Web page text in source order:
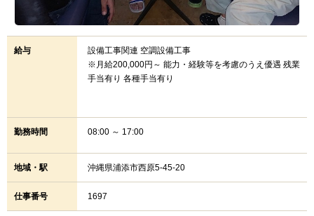
給与
設備工事関連 空調設備工事
※月給200,000円～ 能力・経験等を考慮のうえ優遇 残業
手当有り 各種手当有り
勤務時間 08:00 ～ 17:00
地域・駅 沖縄県浦添市西原5-45-20
仕事番号 1697